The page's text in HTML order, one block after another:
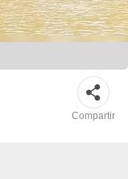
Compartir